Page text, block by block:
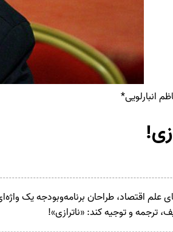
انبارلویی*
علم اقتصاد، طراحان برنامه‌وبودجه یک
ترجمه و توجیه کند: «ناترازی»!